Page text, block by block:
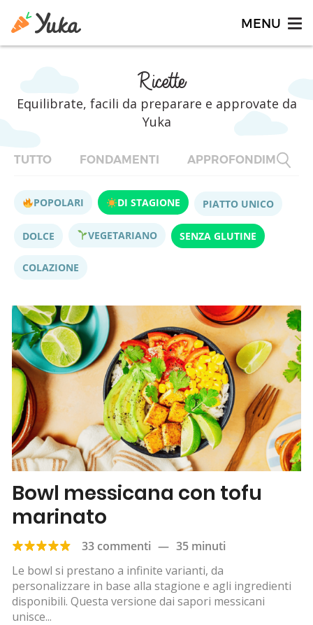
Ricette
Equilibrate, facili da preparare e approvate da
Yuka
TUTTO FONDAMENTI APPROFONDIMENTI
POPOLARI DI STAGIONE PIATTO UNICO
DOLCE VEGETARIANO SENZA GLUTINE
COLAZIONE
Bowl messicana con tofu
marinato
33 commenti — 35 minuti
Le bowl si prestano a infinite varianti, da
personalizzare in base alla stagione e agli ingredienti
disponibili. Questa versione dai sapori messicani
unisce...